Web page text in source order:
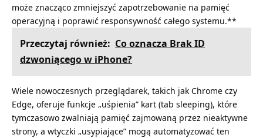
może znacząco zmniejszyć zapotrzebowanie na pamięć
operacyjną i poprawić responsywność całego systemu.**
Przeczytaj również: Co oznacza Brak ID
dzwoniącego w iPhone?
Wiele nowoczesnych przeglądarek, takich jak Chrome czy
Edge, oferuje funkcje „uśpienia” kart (tab sleeping), które
tymczasowo zwalniają pamięć zajmowaną przez nieaktywne
strony, a wtyczki „usypiające” mogą automatyzować ten